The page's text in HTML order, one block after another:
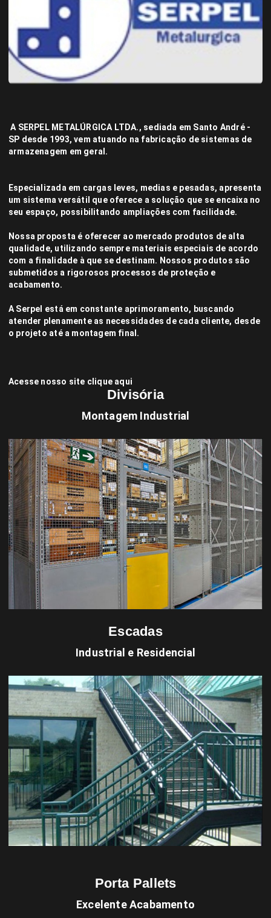
A SERPEL METALÚRGICA LTDA., sediada em Santo André -
SP desde 1993, vem atuando na fabricação de sistemas de
armazenagem em geral.
Especializada em cargas leves, medias e pesadas, apresenta
um sistema versátil que oferece a solução que se encaixa no
seu espaço, possibilitando ampliações com facilidade.
Nossa proposta é oferecer ao mercado produtos de alta
qualidade, utilizando sempre materiais especiais de acordo
com a finalidade à que se destinam. Nossos produtos são
submetidos a rigorosos processos de proteção e
acabamento.
A Serpel está em constante aprimoramento, buscando
atender plenamente as necessidades de cada cliente, desde
o projeto até a montagem final.
Acesse nosso site clique aqui
Divisória
Montagem Industrial
Escadas
Industrial e Residencial
Porta Pallets
Excelente Acabamento